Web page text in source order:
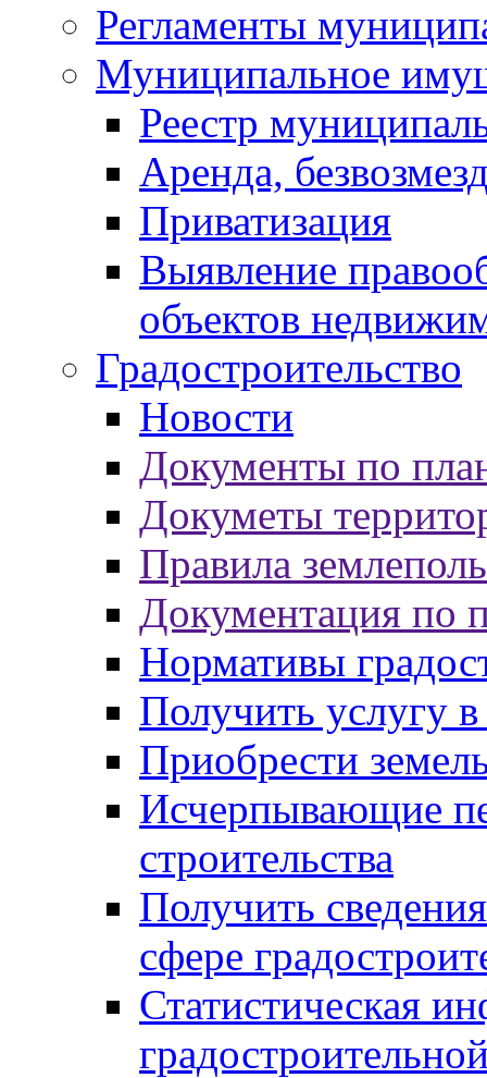
Регламенты
Муниципальное
Реестр
Аренда,
Приватизация
Выявление
объектов
Градостроительство
Новости
Документы по
Докуметы
Правила
Документация по
Нормативы
Получить услугу в
Приобрести
Исчерпывающие
строительства
Получить
сфере
Статистическая